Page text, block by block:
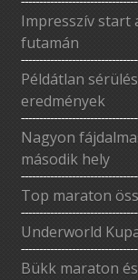
Impresszív start
futamán
Példátlan
eredmények
Nagyon
második hely
Top maraton
Underworld
Bükk maraton